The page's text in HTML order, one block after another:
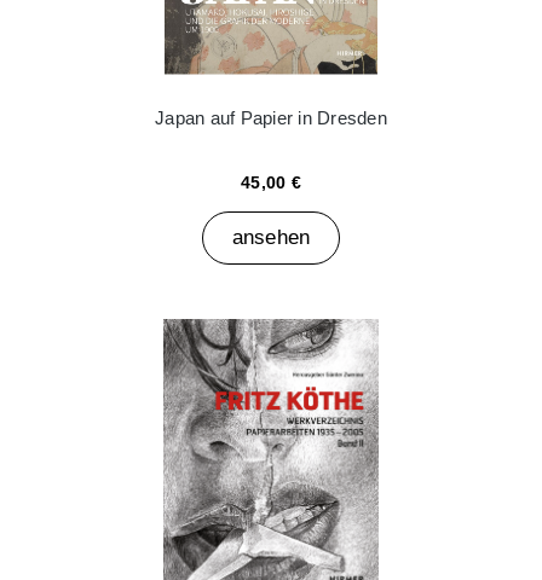
Japan auf Papier in Dresden
45,00 €
ansehen